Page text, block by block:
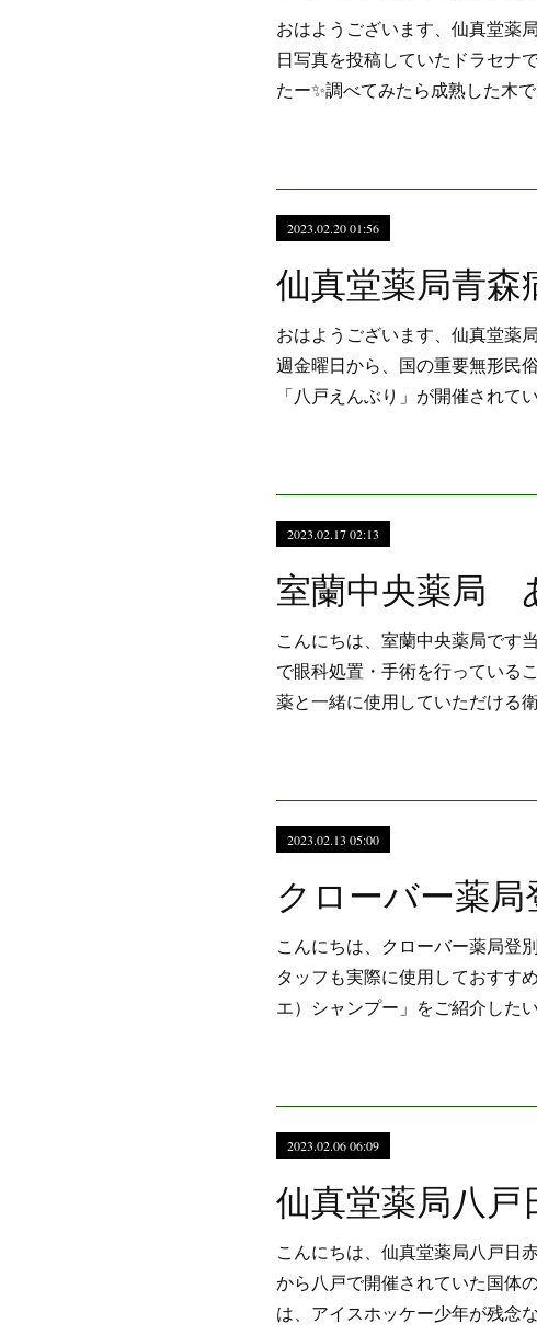
おはようございます、仙真堂薬
日写真を投稿していたドラセナ
たー✨調べてみたら成熟した木
2023.02.20 01:56
おはようございます、仙真堂薬
週金曜日から、国の重要無形民
「八戸えんぶり」が開催され
2023.02.17 02:13
こんにちは、室蘭中央薬局です
で眼科処置・手術を行っている
薬と一緒に使用していただける
2023.02.13 05:00
こんにちは、クローバー薬局登
タッフも実際に使用しておす
エ）シャンプー」をご紹介した
2023.02.06 06:09
こんにちは、仙真堂薬局八戸日
から八戸で開催されていた国体
は、アイスホッケー少年が残念